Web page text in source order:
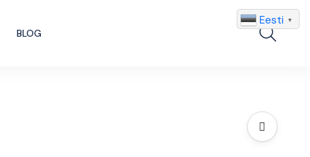
BLOG Search
Eesti ▼